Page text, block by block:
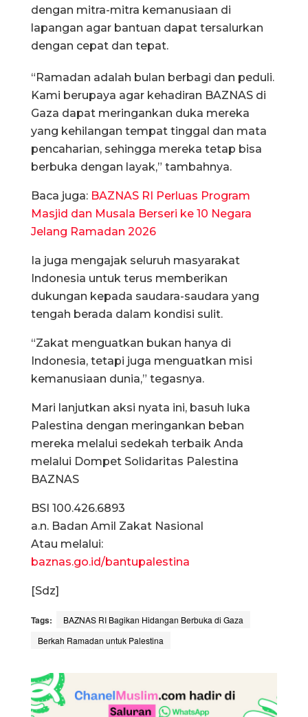
dengan mitra-mitra kemanusiaan di
lapangan agar bantuan dapat tersalurkan
dengan cepat dan tepat.
“Ramadan adalah bulan berbagi dan peduli.
Kami berupaya agar kehadiran BAZNAS di
Gaza dapat meringankan duka mereka
yang kehilangan tempat tinggal dan mata
pencaharian, sehingga mereka tetap bisa
berbuka dengan layak,” tambahnya.
Baca juga: BAZNAS RI Perluas Program
Masjid dan Musala Berseri ke 10 Negara
Jelang Ramadan 2026
Ia juga mengajak seluruh masyarakat
Indonesia untuk terus memberikan
dukungan kepada saudara-saudara yang
tengah berada dalam kondisi sulit.
“Zakat menguatkan bukan hanya di
Indonesia, tetapi juga menguatkan misi
kemanusiaan dunia,” tegasnya.
Mari lanjutkan aksi nyata ini, basuh luka
Palestina dengan meringankan beban
mereka melalui sedekah terbaik Anda
melalui Dompet Solidaritas Palestina
BAZNAS
BSI 100.426.6893
a.n. Badan Amil Zakat Nasional
Atau melalui:
baznas.go.id/bantupalestina
[Sdz]
Tags:
BAZNAS RI Bagikan Hidangan Berbuka di Gaza
Berkah Ramadan untuk Palestina